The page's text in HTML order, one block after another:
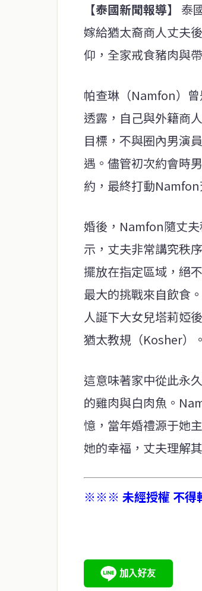
【泰國新聞報導】
泰
嫁給猶太裔商人丈夫
仰，全家戒食豬肉與
帕查琳（Namfon）
透露，自己與外籍商
目標，不與圈內男演
遇。儘管初次約會時
約，最終打動Namfon
婚後，Namfon隨丈
示，丈夫非常講究秩
擺放在指定區域，絕
最大的挑戰來自飲食
人誕下大女兒塔莉婭
猶太教規（Kosher）。
這意味著家中從此永
的雞肉與白肉魚。
憶，當年婚禮源于她
她的幸福，丈夫理解
※※※ 未經授權 不